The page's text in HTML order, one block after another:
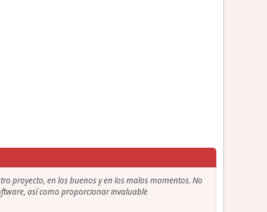
proyecto, en los buenos y en los malos momentos. No
así como proporcionar invaluable